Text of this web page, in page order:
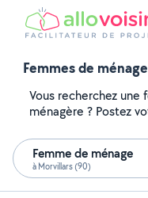
Femmes de
Vous recherchez une
ménagère ? Postez
Femme de ménage
à Morvillars (90)